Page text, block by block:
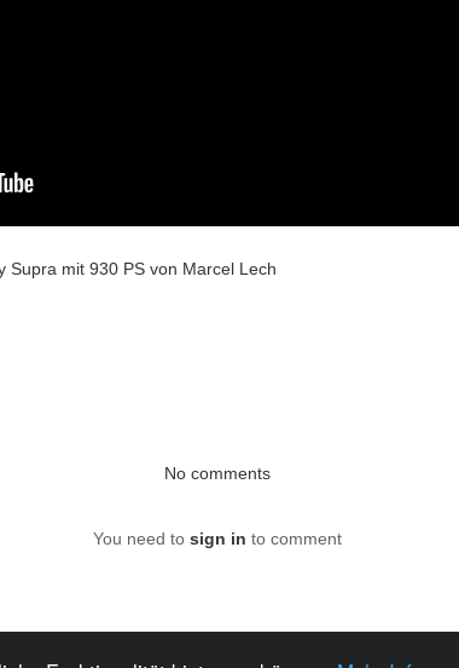
Supra mit 930 PS von Marcel Lech
No comments
You need to sign in to comment